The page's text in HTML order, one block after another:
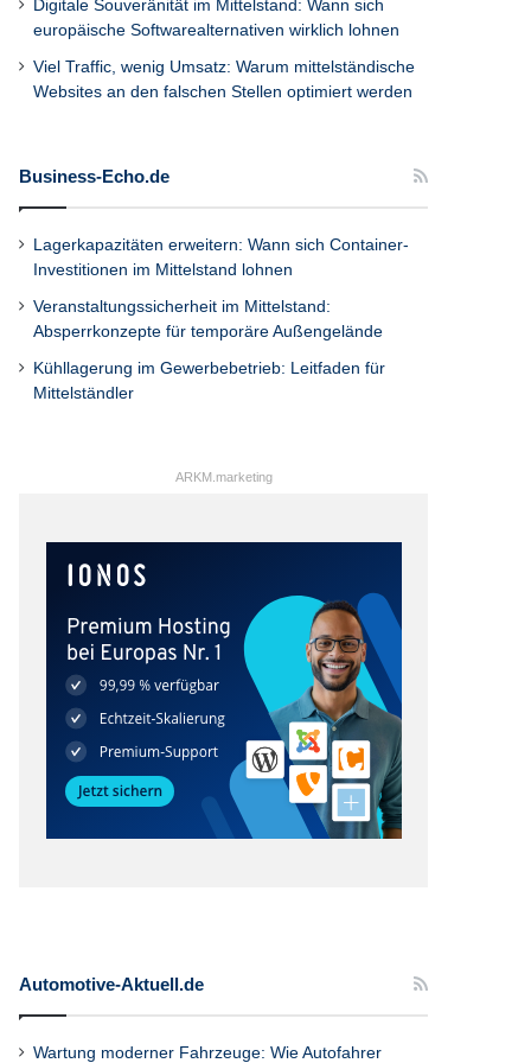
Digitale Souveränität im Mittelstand: Wann sich
europäische Softwarealternativen wirklich lohnen
Viel Traffic, wenig Umsatz: Warum mittelständische
Websites an den falschen Stellen optimiert werden
Business-Echo.de
Lagerkapazitäten erweitern: Wann sich Container-
Investitionen im Mittelstand lohnen
Veranstaltungssicherheit im Mittelstand:
Absperrkonzepte für temporäre Außengelände
Kühllagerung im Gewerbebetrieb: Leitfaden für
Mittelständler
ARKM.marketing
Automotive-Aktuell.de
Wartung moderner Fahrzeuge: Wie Autofahrer